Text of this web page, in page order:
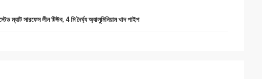
ম্যাট সারফেস লীন টিউব, 4 মি দৈর্ঘ্য অ্যালুমিনিয়াম খাদ পাইপ